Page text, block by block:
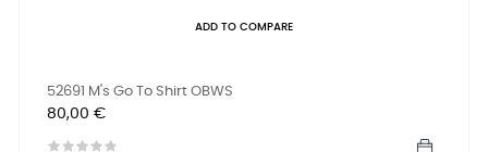
ADD TO COMPARE
52691 M's Go To Shirt OBWS
Prix
80,00 €